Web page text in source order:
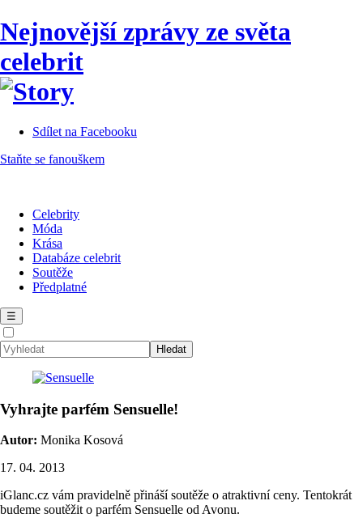
Nejnovější zprávy ze světa
celebrit
Sdílet na Facebooku
Staňte se fanouškem
Celebrity
Móda
Krása
Databáze celebrit
Soutěže
Předplatné
☰
Vyhrajte parfém Sensuelle!
Autor: Monika Kosová
17. 04. 2013
iGlanc.cz vám pravidelně přináší soutěže o atraktivní ceny. Tentokrát
budeme soutěžit o parfém Sensuelle od Avonu.